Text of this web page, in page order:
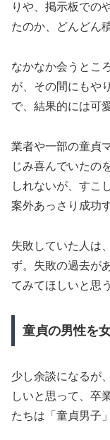
りや、掲示板での
たのか、どんどん
なかなか会うとこ
が、その間にもや
で、結果的には可
業者や一部の童貞
じみ喜んでいたの
しれないが、すこ
案外あっさり成功
失敗していた人は
ず。失敗の過去が
てみてほしいと思う
童貞の男性を
少し余談になるが
しいと思って、卒
たちは「童貞男子